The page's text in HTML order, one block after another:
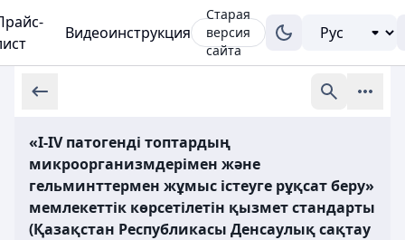
Видеоинструкция
Старая
версия
сайта
«І-ІV патогенді топтардың
микроорганизмдерімен және
гельминттермен жұмыс істеуге рұқсат беру»
мемлекеттік көрсетілетін қызмет стандарты
(Қазақстан Республикасы Денсаулық сақтау